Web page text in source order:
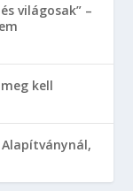
világosak” –
kell